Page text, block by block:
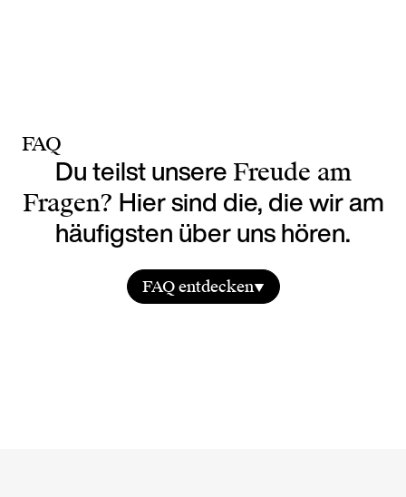
FAQ
Du teilst unsere Freude am
Fragen? Hier sind die, die wir am
häufigsten über uns hören.
FAQ entdecken